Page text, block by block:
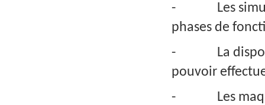
- Les
phases de
- La
pouvoir
- Les